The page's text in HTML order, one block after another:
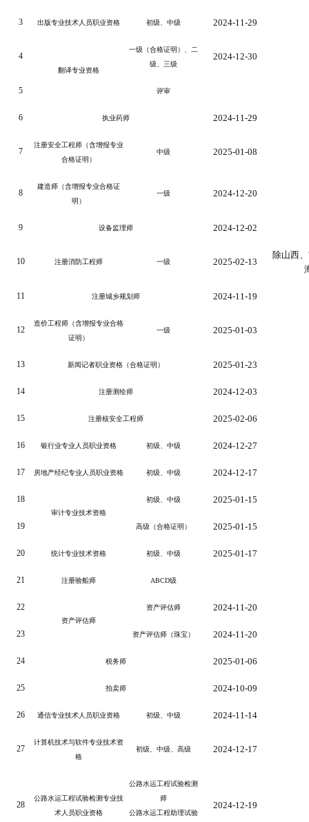
3 出版专业技术人员职业资格 初级、中级 2024-11-29
4
翻译专业资格
一级（合格证明）、二
级、三级
2024-12-30
5 评审
6 执业药师 2024-11-29
7
注册安全工程师（含增报专业
合格证明）
中级 2025-01-08
8
建造师（含增报专业合格证
明）
一级 2024-12-20
9 设备监理师 2024-12-02
10 注册消防工程师 一级 2025-02-13
除山西
11 注册城乡规划师 2024-11-19
12
造价工程师（含增报专业合格
证明）
一级 2025-01-03
13 新闻记者职业资格（合格证明） 2025-01-23
14 注册测绘师 2024-12-03
15 注册核安全工程师 2025-02-06
16 银行业专业人员职业资格 初级、中级 2024-12-27
17 房地产经纪专业人员职业资格 初级、中级 2024-12-17
18
审计专业技术资格
初级、中级 2025-01-15
19 高级（合格证明） 2025-01-15
20 统计专业技术资格 初级、中级 2025-01-17
21 注册验船师 ABCD级
22
资产评估师
资产评估师 2024-11-20
23 资产评估师（珠宝） 2024-11-20
24 税务师 2025-01-06
25 拍卖师 2024-10-09
26 通信专业技术人员职业资格 初级、中级 2024-11-14
27
计算机技术与软件专业技术资
格
初级、中级、高级 2024-12-17
28
公路水运工程试验检测专业技
术人员职业资格
公路水运工程试验检测
师
公路水运工程助理试验
2024-12-19